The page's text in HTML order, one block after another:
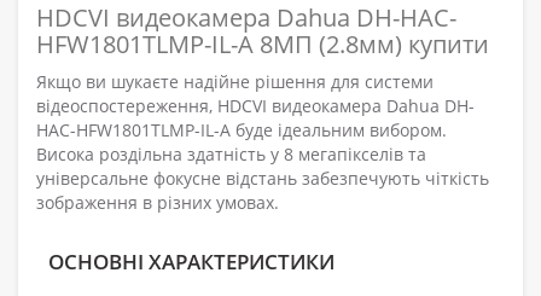
HDCVI видеокамера Dahua DH-HAC-
HFW1801TLMP-IL-A 8МП (2.8мм) купити
Якщо ви шукаєте надійне рішення для системи
відеоспостереження, HDCVI видеокамера Dahua DH-
HAC-HFW1801TLMP-IL-A буде ідеальним вибором.
Висока роздільна здатність у 8 мегапікселів та
універсальне фокусне відстань забезпечують чіткість
зображення в різних умовах.
ОСНОВНІ ХАРАКТЕРИСТИКИ